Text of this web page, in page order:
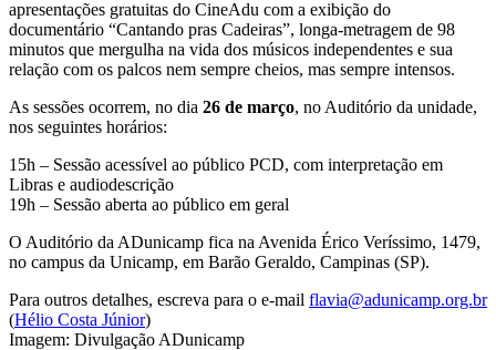
apresentações gratuitas do CineAdu com a exibição do
documentário “Cantando pras Cadeiras”, longa-metragem de 98
minutos que mergulha na vida dos músicos independentes e sua
relação com os palcos nem sempre cheios, mas sempre intensos.
As sessões ocorrem, no dia 26 de março, no Auditório da unidade,
nos seguintes horários:
15h – Sessão acessível ao público PCD, com interpretação em
Libras e audiodescrição
19h – Sessão aberta ao público em geral
O Auditório da ADunicamp fica na Avenida Érico Veríssimo, 1479,
no campus da Unicamp, em Barão Geraldo, Campinas (SP).
Para outros detalhes, escreva para o e-mail flavia@adunicamp.org.br
(Hélio Costa Júnior)
Imagem: Divulgação ADunicamp